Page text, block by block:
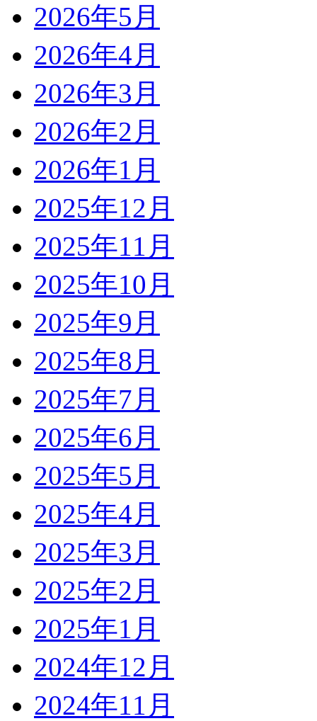
2026年5月
2026年4月
2026年3月
2026年2月
2026年1月
2025年12月
2025年11月
2025年10月
2025年9月
2025年8月
2025年7月
2025年6月
2025年5月
2025年4月
2025年3月
2025年2月
2025年1月
2024年12月
2024年11月